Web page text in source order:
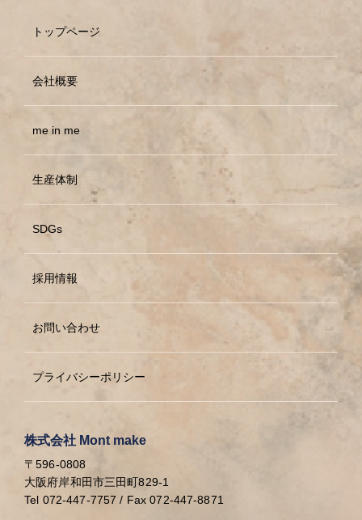
トップページ
会社概要
me in me
生産体制
SDGs
採用情報
お問い合わせ
プライバシーポリシー
株式会社 Mont make
〒596-0808
大阪府岸和田市三田町829-1
Tel 072-447-7757 / Fax 072-447-8871